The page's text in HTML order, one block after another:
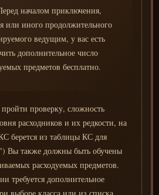
началом приключения,
или иного продолжительного
ведущим, у вас есть
дополнительное число
предметов бесплатно.
проверку, сложность
расходников и их редкости, на
берется из таблицы КС для
Вы также должны быть обучены
расходуемых предметов.
требуется дополнительное